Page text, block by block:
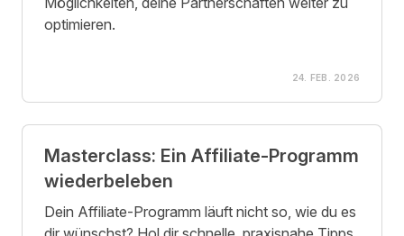
optimieren.
24. FEB. 2026
Masterclass: Ein Affiliate-Programm
wiederbeleben
Dein Affiliate-Programm läuft nicht so, wie du es